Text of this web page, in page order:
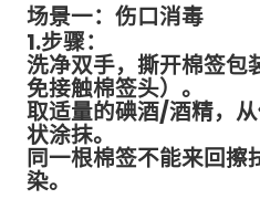
场景一：伤口消毒
1.步骤：
洗净双手，撕开棉签包
免接触棉签头）。
取适量的碘酒/酒精，
状涂抹。
同一根棉签不能来回擦
染。